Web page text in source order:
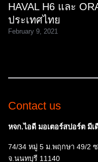
HAVAL H6 และ
ประเทศไทย
February 9, 2021
Contact us
หจก.ไอดี มอเตอร์สปอร์ต มีเ
74/34 หมู่ 5 ม.พฤกษา 49/2
จ.นนทบุรี 11140